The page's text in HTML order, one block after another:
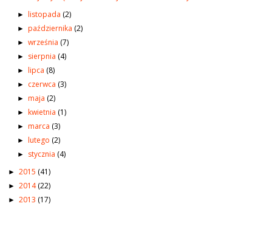
► listopada (2)
► października (2)
► września (7)
► sierpnia (4)
► lipca (8)
► czerwca (3)
► maja (2)
► kwietnia (1)
► marca (3)
► lutego (2)
► stycznia (4)
►2015 (41)
►2014(22)
►2013 (17)